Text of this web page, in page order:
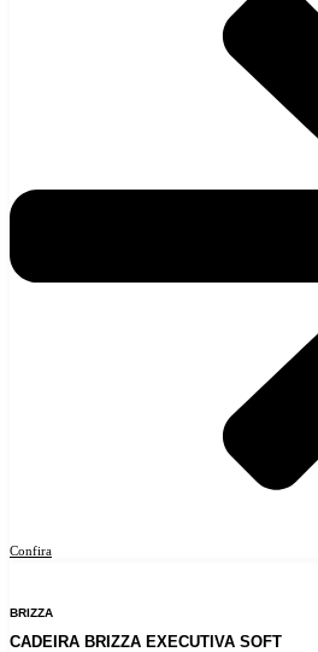
Confira
BRIZZA
CADEIRA BRIZZA EXECUTIVA SOFT